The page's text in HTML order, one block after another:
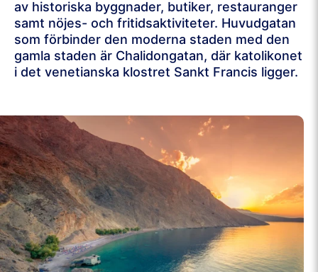
av historiska byggnader, butiker, restauranger
samt nöjes- och fritidsaktiviteter. Huvudgatan
som förbinder den moderna staden med den
gamla staden är Chalidongatan, där katolikonet
i det venetianska klostret Sankt Francis ligger.